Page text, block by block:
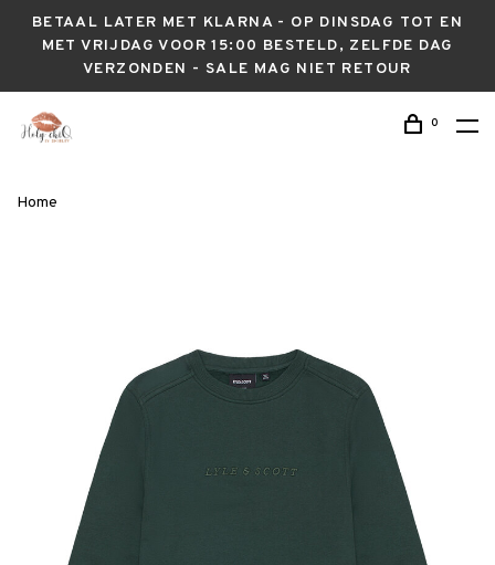
BETAAL LATER MET KLARNA - OP DINSDAG TOT EN
MET VRIJDAG VOOR 15:00 BESTELD, ZELFDE DAG
VERZONDEN - SALE MAG NIET RETOUR
0
Home